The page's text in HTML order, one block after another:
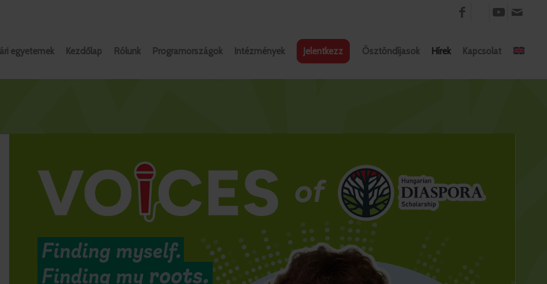
egyetemek Kezdőlap Rólunk Programországok Intézmények Jelentkezz Ösztöndíjasok Hírek Kapcsolat